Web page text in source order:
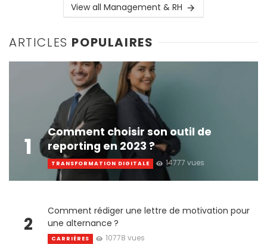
View all Management & RH
ARTICLES POPULAIRES
1
Comment choisir son outil de
reporting en 2023 ?
TRANSFORMATION DIGITALE 14777 vues
2
Comment rédiger une lettre de motivation pour
une alternance ?
CARRIÈRES 10778 vues